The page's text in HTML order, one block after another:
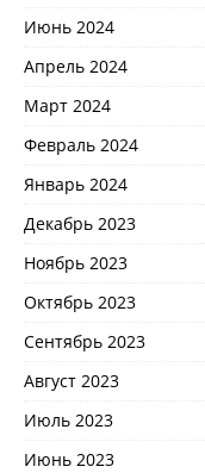
Июнь 2024
Апрель 2024
Март 2024
Февраль 2024
Январь 2024
Декабрь 2023
Ноябрь 2023
Октябрь 2023
Сентябрь 2023
Август 2023
Июль 2023
Июнь 2023